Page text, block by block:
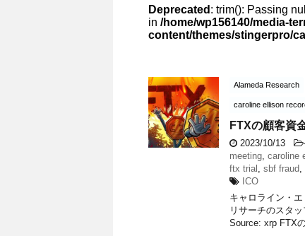
Deprecated : trim(): Passing
in /home/wp156140/media-
content/themes/stingerpro/
Alameda Research
caroline ellison
FTXの顧客資
2023/10/13
meeting, caroline
ftx trial , sbf fraud,
ICO
キャロライン・
リサーチのスタ
Source: xrp FTX